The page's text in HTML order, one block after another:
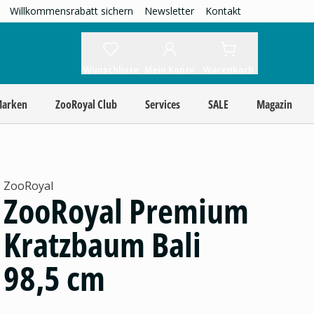
Willkommensrabatt sichern Newsletter Kontakt
ZooRoyal Club Services SALE Magazin
ZooRoyal
ZooRoyal Premium
Kratzbaum Bali
98,5 cm